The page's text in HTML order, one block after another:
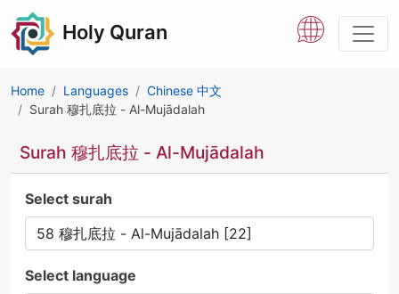
Holy Quran
Home Languages
Chinese 中文
Surah 穆扎底拉 - Al-Mujādalah
Surah 穆扎底拉 - Al-Mujādalah
Select surah
Select language